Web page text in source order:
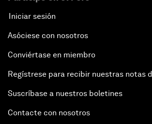
Iniciar sesión
Asóciese con nosotros
Conviértase en miembro
Regístrese para recibir nuestras notas
Suscríbase a nuestros boletines
Contacte con nosotros